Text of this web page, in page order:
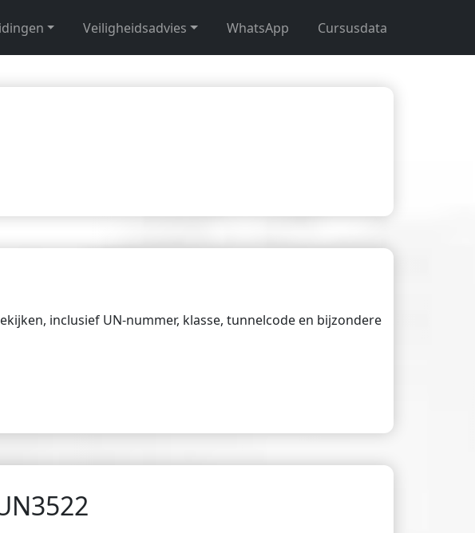
Veiligheidsadvies WhatsApp Cursusdata
inclusief UN-nummer, klasse, tunnelcode en bijzondere